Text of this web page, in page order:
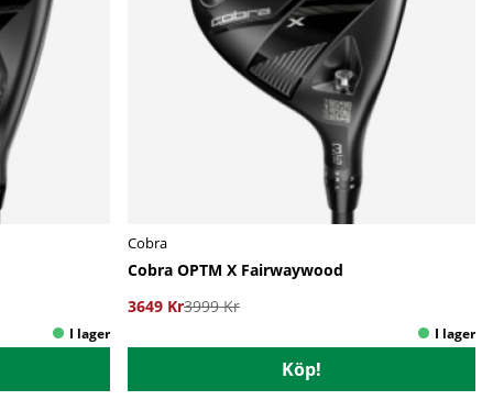
Cobra
Cobra OPTM X Fairwaywood
3649 Kr3999 Kr
Köp!